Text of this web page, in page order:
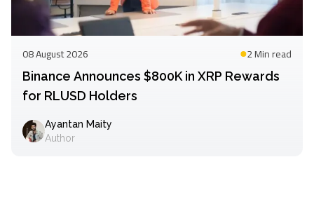
08 August 2026 2 Minread
Binance Announces $800K in XRP Rewards
for RLUSD Holders
Ayantan Maity
Author